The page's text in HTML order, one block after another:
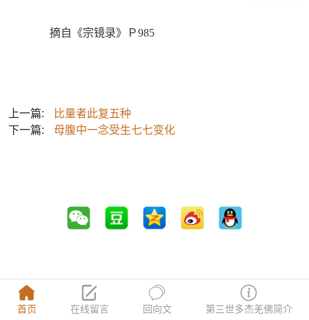
摘自《宗镜录》Ｐ985
上一篇:
比量者此复五种
下一篇:
母腹中一念受生七七变化
首页 在线留言 回向文 第三世多杰羌佛简介